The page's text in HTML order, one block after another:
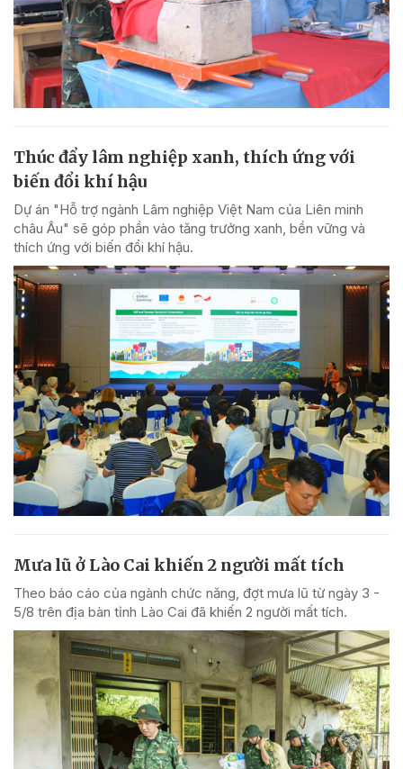
Thúc đẩy lâm nghiệp xanh, thích ứng với
biến đổi khí hậu
Dự án "Hỗ trợ ngành Lâm nghiệp Việt Nam của Liên minh
châu Âu" sẽ góp phần vào tăng trưởng xanh, bền vững và
thích ứng với biến đổi khí hậu.
Mưa lũ ở Lào Cai khiến 2 người mất tích
Theo báo cáo của ngành chức năng, đợt mưa lũ từ ngày 3 -
5/8 trên địa bàn tỉnh Lào Cai đã khiến 2 người mất tích.